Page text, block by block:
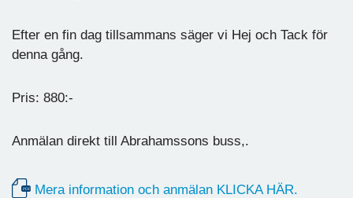
Efter en fin dag tillsammans säger vi Hej och Tack för
denna gång.
Pris: 880:-
Anmälan direkt till Abrahamssons buss,.
Mera information och anmälan KLICKA HÄR.